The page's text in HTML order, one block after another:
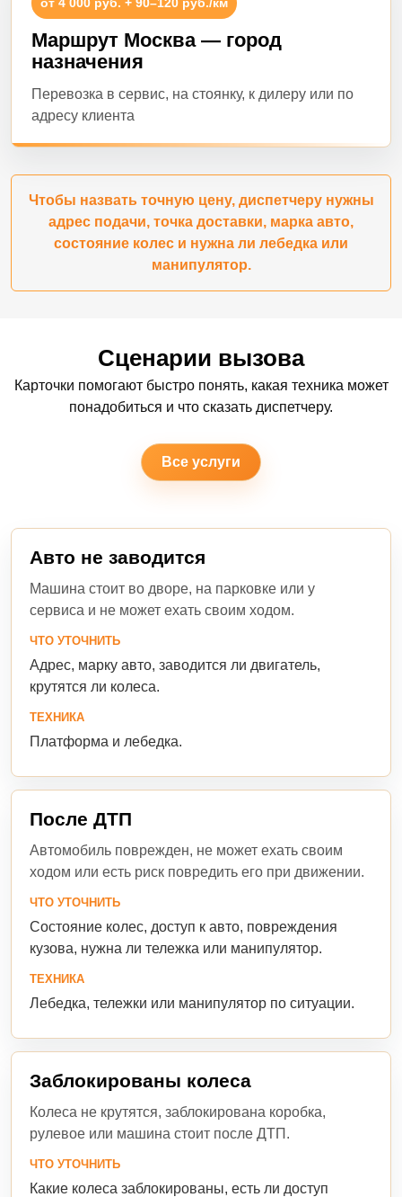
Маршрут Москва — город
назначения
Перевозка в сервис, на стоянку, к дилеру или по
адресу клиента
Чтобы назвать точную цену, диспетчеру нужны
адрес подачи, точка доставки, марка авто,
состояние колес и нужна ли лебедка или
манипулятор.
Сценарии вызова
Карточки помогают быстро понять, какая техника может
понадобиться и что сказать диспетчеру.
Все услуги
Авто не заводится
Машина стоит во дворе, на парковке или у
сервиса и не может ехать своим ходом.
ЧТО УТОЧНИТЬ
Адрес, марку авто, заводится ли двигатель,
крутятся ли колеса.
ТЕХНИКА
Платформа и лебедка.
После ДТП
Автомобиль поврежден, не может ехать своим
ходом или есть риск повредить его при движении.
ЧТО УТОЧНИТЬ
Состояние колес, доступ к авто, повреждения
кузова, нужна ли тележка или манипулятор.
ТЕХНИКА
Лебедка, тележки или манипулятор по ситуации.
Заблокированы колеса
Колеса не крутятся, заблокирована коробка,
рулевое или машина стоит после ДТП.
ЧТО УТОЧНИТЬ
Какие колеса заблокированы, есть ли доступ